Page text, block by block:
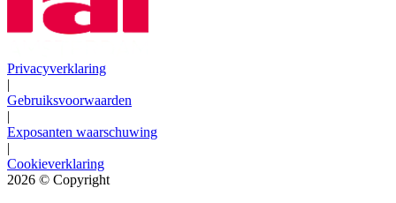
Privacyverklaring
|
Gebruiksvoorwaarden
|
Exposanten waarschuwing
|
Cookieverklaring
2026 © Copyright